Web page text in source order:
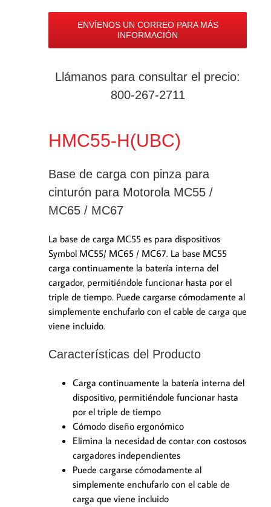
ENVÍENOS UN CORREO PARA MÁS
INFORMACIÓN
Llámanos para consultar el precio:
800-267-2711
HMC55-H(UBC)
Base de carga con pinza para
cinturón para Motorola MC55 /
MC65 / MC67
La base de carga MC55 es para dispositivos
Symbol MC55/ MC65 / MC67. La base MC55
carga continuamente la batería interna del
cargador, permitiéndole funcionar hasta por el
triple de tiempo. Puede cargarse cómodamente al
simplemente enchufarlo con el cable de carga que
viene incluido.
Características del Producto
Carga continuamente la batería interna del
dispositivo, permitiéndole funcionar hasta
por el triple de tiempo
Cómodo diseño ergonómico
Elimina la necesidad de contar con costosos
cargadores independientes
Puede cargarse cómodamente al
simplemente enchufarlo con el cable de
carga que viene incluido